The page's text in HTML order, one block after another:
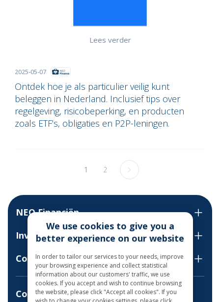
2025-05-07
Ontdek hoe je als particulier veilig kunt
beleggen in Nederland. Inclusief tips over
regelgeving, risicobeperking, en producten
zoals ETF’s, obligaties en P2P-leningen.
Lees verder
1 2
NEO Financiën
Investeren
Contact us
Consultations by phone
We use cookies to give you a
better experience on our website
In order to tailor our services to your needs, improve
your browsing experience and collect statistical
information about our customers' traffic, we use
cookies. If you accept and wish to continue browsing
the website, please click "Accept all cookies". If you